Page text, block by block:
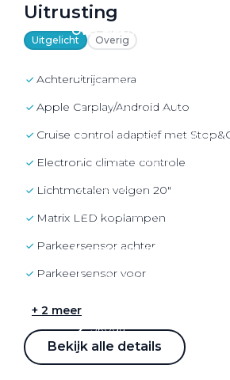
Over elektrisch rijden
Bijtelling en
Onderhoud en kosten
Shuttel laadoplossingen
Duurzaamheid
Voordelen
Veelgestelde vragen
Aanbod elektrisch
Volkswagen
Škoda
CUPRA
Uitrusting
Uitgelicht Overig
achteruitrijcamera
Apple Carplay/Android Auto
cruise control adaptief met
electronic climate controle
lichtmetalen velgen 20"
matrix LED koplampen
parkeersensor achter
parkeersensor voor
+ 2 meer
Bekijk alle details